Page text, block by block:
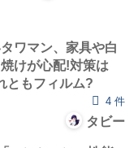
ワマン、家具や白
けが心配!対策は
ともフィルム?
4 件
タビー